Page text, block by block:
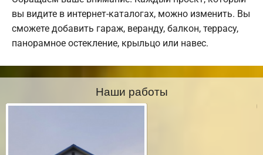
вы видите в интернет-каталогах, можно изменить. Вы
сможете добавить гараж, веранду, балкон, террасу,
панорамное остекление, крыльцо или навес.
Наши работы